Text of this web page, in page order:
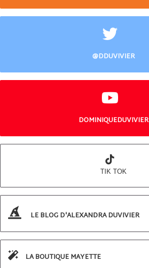
@DDUVIVIER
DOMINIQUEDUVIVIER
TIK TOK
LE BLOG D'ALEXANDRA DUVIVIER
LA BOUTIQUE MAYETTE